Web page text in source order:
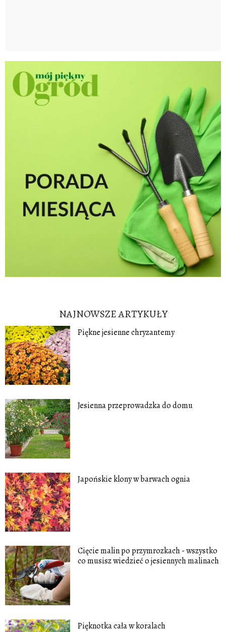
NAJNOWSZE ARTYKUŁY
Piękne jesienne chryzantemy
Jesienna przeprowadzka do domu
Japońskie klony w barwach ognia
Cięcie malin po przymrozkach - wszystko
co musisz wiedzieć o jesiennych malinach
Pięknotka cała w koralach